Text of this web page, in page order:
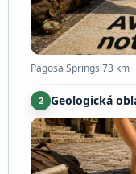
Pagosa Springs·73 km
2 Geologická
Colorado·102 km